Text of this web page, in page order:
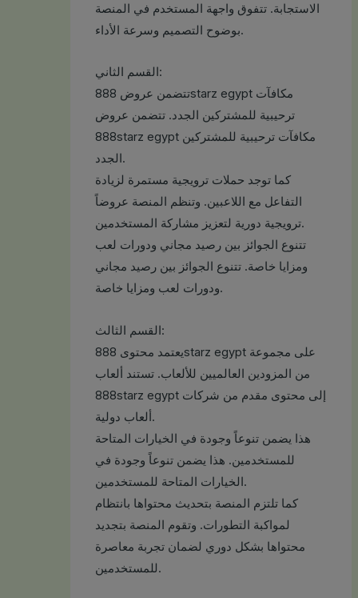
الاستجابة. تتفوق واجهة المستخدم في المنصة
بوضوح التصميم وسرعة الأداء.
القسم الثاني:
تتضمن عروض 888starz egypt مكافآت
ترحيبية للمشتركين الجدد. تتضمن عروض
888starz egypt مكافآت ترحيبية للمشتركين
الجدد.
كما توجد حملات ترويجية مستمرة لزيادة
التفاعل مع اللاعبين. وتنظم المنصة عروضاً
ترويجية دورية لتعزيز مشاركة المستخدمين.
تتنوع الجوائز بين رصيد مجاني ودورات لعب
ومزايا خاصة. تتنوع الجوائز بين رصيد مجاني
ودورات لعب ومزايا خاصة.
القسم الثالث:
يعتمد محتوى 888starz egypt على مجموعة
من المزودين العالميين للألعاب. تستند ألعاب
888starz egypt إلى محتوى مقدم من شركات
ألعاب دولية.
هذا يضمن تنوعاً وجودة في الخيارات المتاحة
للمستخدمين. هذا يضمن تنوعاً وجودة في
الخيارات المتاحة للمستخدمين.
كما تلتزم المنصة بتحديث محتواها بانتظام
لمواكبة التطورات. وتقوم المنصة بتجديد
محتواها بشكل دوري لضمان تجربة معاصرة
للمستخدمين.